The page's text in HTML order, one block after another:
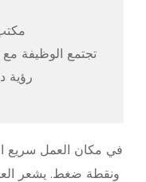
5.
6. تجتمع الوظيفة
7.
في مكان العمل سريع
ونقطة ضغط. يشعر